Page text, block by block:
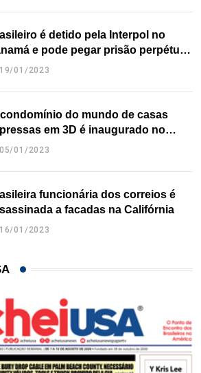
é detido pela Interpol no
e pode pegar prisão perpétua
EUA
19/01/2023
condomínio do mundo de casas
em 3D é inaugurado no
05/01/2023
funcionária dos correios é
a facadas na Califórnia
16/01/2023